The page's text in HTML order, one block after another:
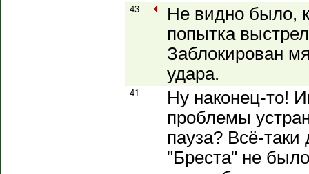
43
Не видно было,
попытка
Заблокирован
удара.
41
Ну наконец-то!
проблемы
пауза? Всё-таки
"Бреста" не